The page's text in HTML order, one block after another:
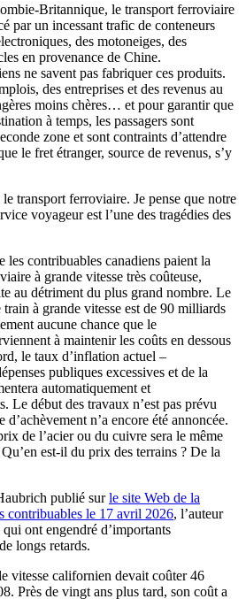
Britannique, le transport ferroviaire
par un incessant trafic de conteneurs
des motoneiges, des
en provenance de Chine.
ne savent pas fabriquer ces produits.
des entreprises et des revenus au
moins chères… et pour garantir que
à temps, les passagers sont
zone et sont contraints d’attendre
le fret étranger, source de revenus, s’y
transport ferroviaire. Je pense que notre
voyageur est l’une des tragédies des
les contribuables canadiens paient la
à grande vitesse très coûteuse,
au détriment du plus grand nombre. Le
à grande vitesse est de 90 milliards
aucune chance que le
à maintenir les coûts en dessous
le taux d’inflation actuel –
publiques excessives et de la
automatiquement et
Le début des travaux n’est pas prévu
n’a encore été annoncée.
de l’acier ou du cuivre sera le même
est-il du prix des terrains ? De la
publié surle site Web de la
contribuables le 17 avril 2026, l’auteur
ont engendré d’importants
longs retards.
vitesse californien devait coûter 46
Près de vingt ans plus tard, son coût a